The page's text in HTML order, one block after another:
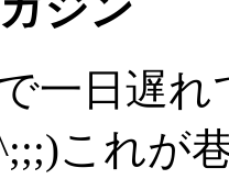
一日遅
これが